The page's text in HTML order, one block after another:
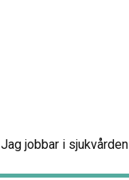
Jag jobbar i sjukvården